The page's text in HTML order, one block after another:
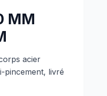
MM
acier
pincement, livré